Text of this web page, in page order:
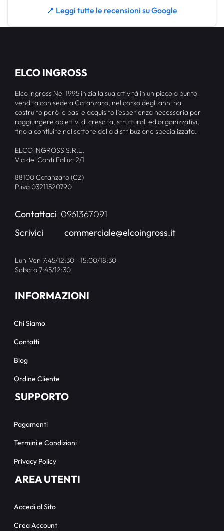
📍 Leggi tutte le recensioni su Google
ELCO INGROSS
Elco Ingross Nel 1995 inizia la sua attività in un piccolo punto
vendita con sede a Catanzaro, nel corso degli anni ha
costruito però le basi e acquisito l’esperienza necessaria per
raggiungere obiettivi di crescita, strutturali ed organizzativi,
fino a confluire nel settore della distribuzione specializzata.
ELCO INGROSS S.R.L.
Via dei Conti Falluc 2/1
88100 Catanzaro (CZ)
P.iva 03211520790
Contattaci 0961367091
Scrivici
commerciale@elcoingross.it
Lun-Ven 7:45/12:30 - 15:00/18:30
Sabato 7:45/12:30
INFORMAZIONI
Chi Siamo
Contatti
Blog
Ordine Cliente
SUPPORTO
Pagamenti
Termini e Condizioni
Privacy Policy
AREA UTENTI
Accedi al Sito
Crea Account